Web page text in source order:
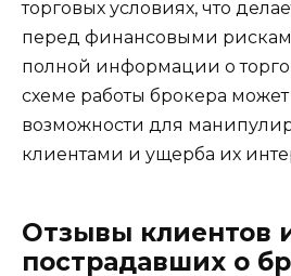
торговых условиях, что
перед финансовыми
полной информации о
схеме работы брокера может
возможности для
клиентами и ущерба их
Отзывы клиентов
пострадавших о